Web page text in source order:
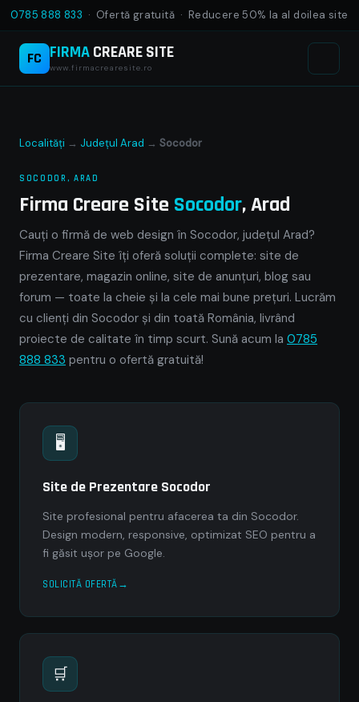
0785 888 833 · Ofertă gratuită · Reducere 50% la al doilea site
FC FIRMACREARE SITE
www.firmacrearesite.ro
Localități → Județul Arad → Socodor
SOCODOR, ARAD
Firma Creare Site Socodor, Arad
Cauți o firmă de web design în Socodor, județul Arad?
Firma Creare Site îți oferă soluții complete: site de
prezentare, magazin online, site de anunțuri, blog sau
forum — toate la cheie și la cele mai bune prețuri. Lucrăm
cu clienți din Socodor și din toată România, livrând
proiecte de calitate în timp scurt. Sună acum la 0785
888 833 pentru o ofertă gratuită!
🖥
Site de Prezentare Socodor
Site profesional pentru afacerea ta din Socodor.
Design modern, responsive, optimizat SEO pentru a
fi găsit ușor pe Google.
SOLICITĂ OFERTĂ
🛒